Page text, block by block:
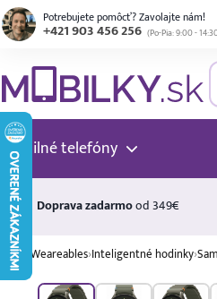
Potrebujete pomôcť? Zavolajte nám!
+421 903 456 256 (Po-Pia: 9:00 -
Mobilné telefóny
Doprava zadarmood 349€
Weareables›Inteligentné hodinky›
Úrok